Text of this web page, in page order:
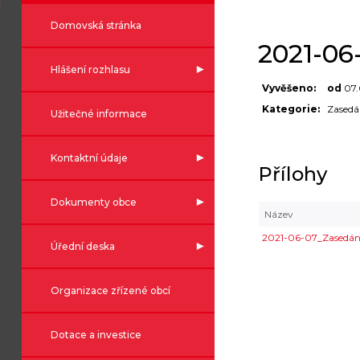
Domovská stránka
Hlášení rozhlasu
Užitečné informace
Kontaktní údaje
Dokumenty obce
Úřední deska
Organizace zřízené obcí
Dotace a investice
2021-
Vyvěšeno: od
Kategorie:
Přílohy
Název
2021-06-